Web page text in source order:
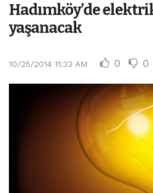
Hadımköy’de
yaşanacak
10/25/2014 11:33 AM 0 0